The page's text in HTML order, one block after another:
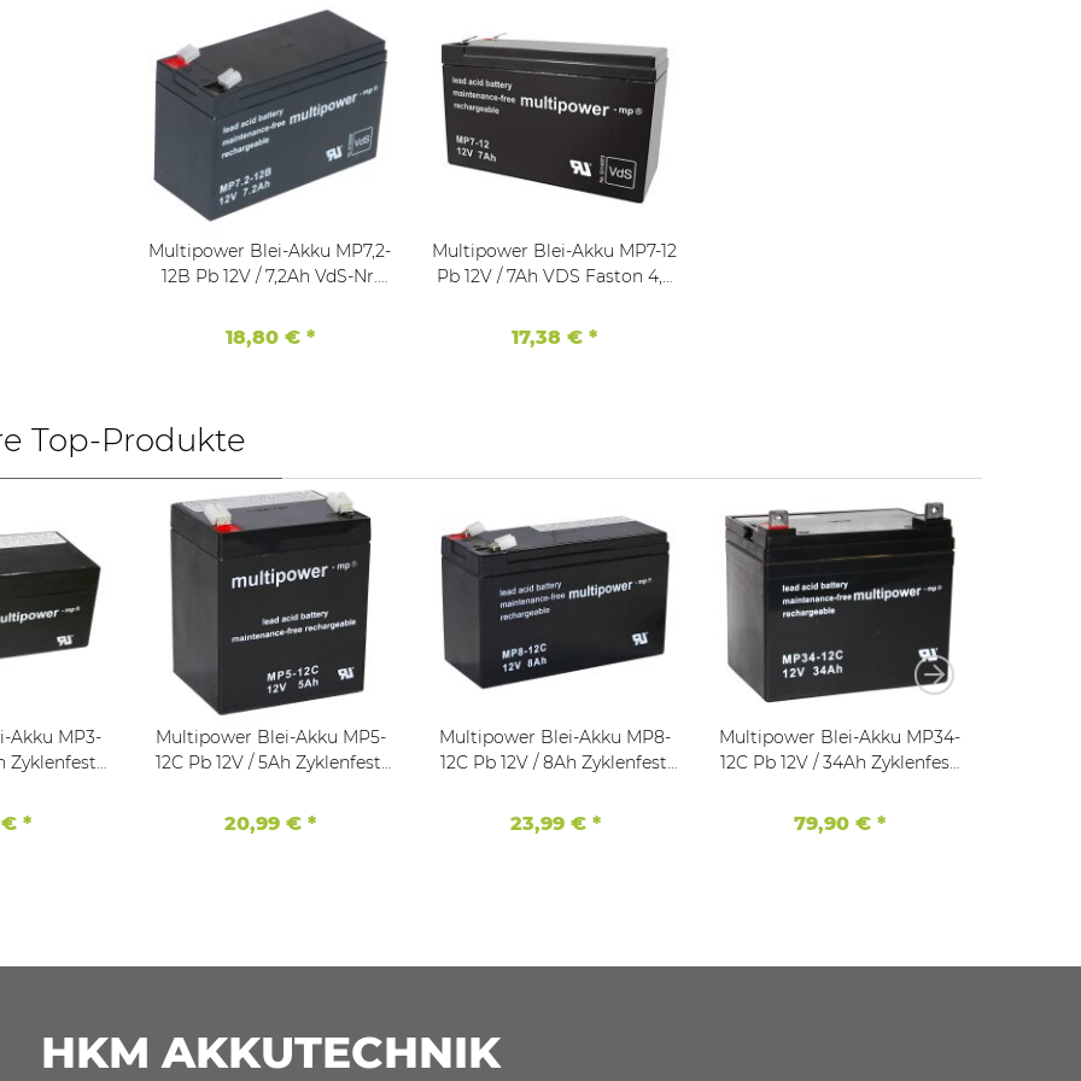
Multipower Blei-Akku MP7,2-
12B Pb 12V / 7,2Ah VdS-Nr.
18,80 € *
Multipower Blei-Akku MP7-12
Pb 12V / 7Ah VDS Faston 4,8
17,38 €*
Top-Produkte
Akku MP3-
Zyklenfest,
€*
Multipower Blei-Akku MP5-
12C Pb 12V / 5Ah Zyklenfest,
20,99 €*
Multipower Blei-Akku MP8-
12C Pb 12V / 8Ah Zyklenfest,
23,99 € *
Multipower Blei-Akku MP34-
12C Pb 12V / 34Ah Zyklenfest,
79,90 €*
HKM AKKUTECHNIK